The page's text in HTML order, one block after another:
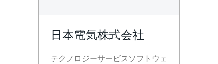
日本電気株式会社
テクノロジーサービスソフトウェ